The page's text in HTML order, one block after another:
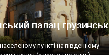
палац
пункті на південному